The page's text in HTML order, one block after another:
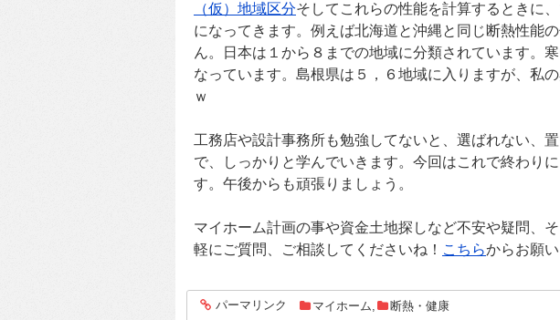
（仮）地域区分そしてこれらの性能を計算するときに
になってきます。例えば北海道と沖縄と同じ断熱性能
ん。日本は１から８までの地域に分類されています。
なっています。島根県は５，６地域に入りますが、私
ｗ
工務店や設計事務所も勉強してないと、選ばれない、
で、しっかりと学んでいきます。今回はこれで終わり
す。午後からも頑張りましょう。
マイホーム計画の事や資金土地探しなど不安や疑問、
軽にご質問、ご相談してくださいね！ こちらからお願い
entry600
パーマリンク マイホーム 断熱・健康